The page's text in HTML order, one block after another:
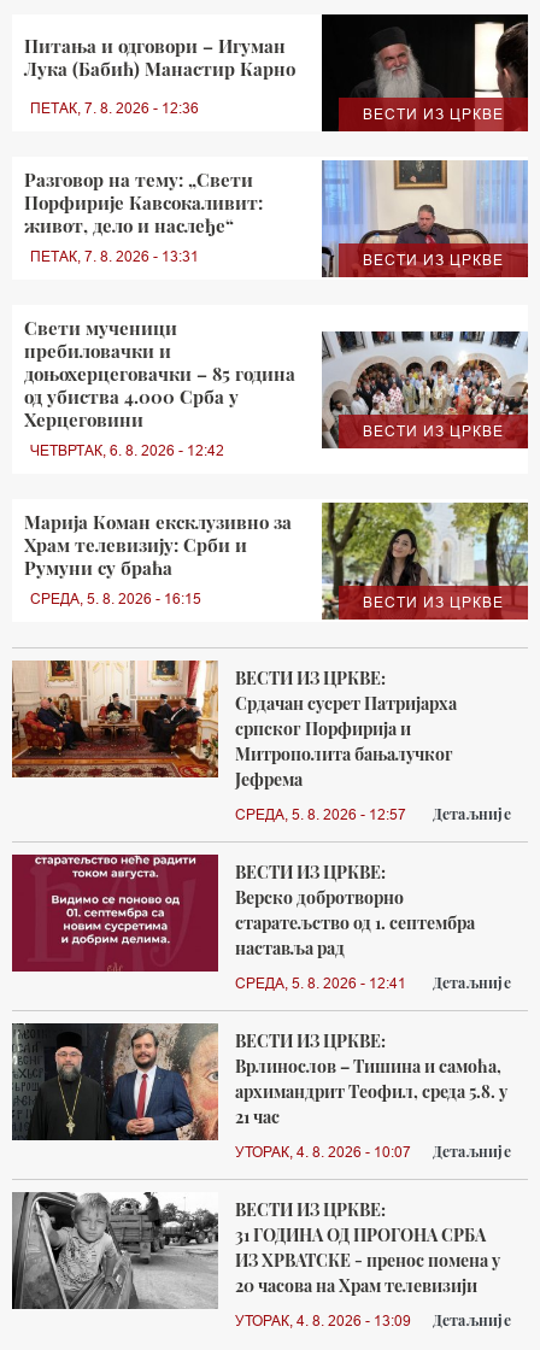
ВЕСТИ ИЗ ЦРКВЕ
Питања и одговори – Игуман
Лука (Бабић) Манастир Карно
ПЕТАК, 7. 8. 2026 - 12:36
ВЕСТИ ИЗ ЦРКВЕ
Разговор на тему: „Свети
Порфирије Кавсокаливит:
живот, дело и наслеђе“
ПЕТАК, 7. 8. 2026 - 13:31
ВЕСТИ ИЗ ЦРКВЕ
Свети мученици
пребиловачки и
доњохерцеговачки – 85 година
од убиства 4.000 Срба у
Херцеговини
ЧЕТВРТАК, 6. 8. 2026 - 12:42
ВЕСТИ ИЗ ЦРКВЕ
Марија Коман ексклузивно за
Храм телевизију: Срби и
Румуни су браћа
СРЕДА, 5. 8. 2026 - 16:15
ВЕСТИ ИЗ ЦРКВЕ:
Срдачан сусрет Патријарха
српског Порфирија и
Митрополита бањалучког
Јефрема
СРЕДА, 5. 8. 2026 - 12:57 Детаљније
ВЕСТИ ИЗ ЦРКВЕ:
Верско добротворно
старатељство од 1. септембра
наставља рад
СРЕДА, 5. 8. 2026 - 12:41 Детаљније
ВЕСТИ ИЗ ЦРКВЕ:
Врлинослов – Тишина и самоћа,
архимандрит Теофил, среда 5.8. у
21 час
УТОРАК, 4. 8. 2026 - 10:07 Детаљније
ВЕСТИ ИЗ ЦРКВЕ:
31 ГОДИНА ОД ПРОГОНА СРБА
ИЗ ХРВАТСКЕ - пренос помена у
20 часова на Храм телевизији
УТОРАК, 4. 8. 2026 - 13:09 Детаљније